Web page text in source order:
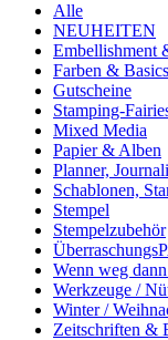
Alle
NEUHEITEN
Embellishment
Farben & Basics
Gutscheine
Stamping-
Mixed Media
Papier & Alben
Planner,
Schablonen,
Stempel
Stempelzubehör
Wenn weg
Werkzeuge /
Winter /
Zeitschriften &